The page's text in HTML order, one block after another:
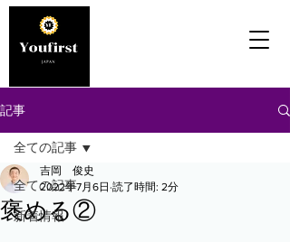
記事
全ての記事
新着情報
全ての記事
褒める②
吉岡 俊史
2022年7月6日 読了時間: 2分